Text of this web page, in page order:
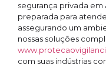
segurança privada em
preparada para
assegurando um
nossas soluções
com suas indústrias